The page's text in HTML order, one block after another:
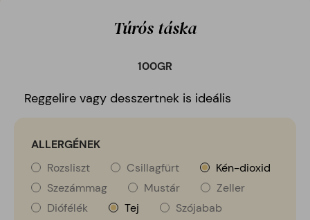
Túrós táska
100GR
Reggelire vagy desszertnek is ideális
ALLERGÉNEK
Rozsliszt
Csillagfürt
Kén-dioxid
Szezámmag
Mustár
Zeller
Diófélék
Tej
Szójabab